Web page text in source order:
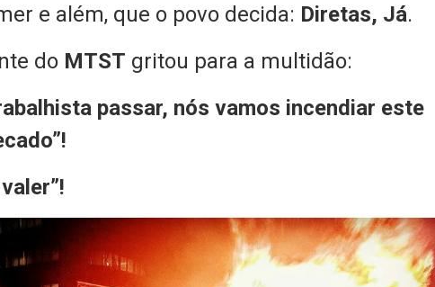
e além, que o povo decida: Diretas, Já.
do MTST gritou para a multidão:
passar, nós vamos incendiar este